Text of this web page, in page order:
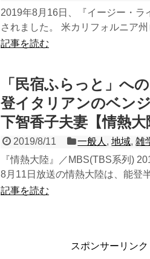
2019年8月16日、『イージー・
されました。 米カリフォルニア
記事を読む
「民宿ふらっと」へ
登イタリアンのベン
下智香子夫妻【情熱大
2019/8/11 一般人 ,地域,雑
『情熱大陸』／MBS(TBS系列)
8月11日放送の情熱大陸は、能登
記事を読む
スポンサーリンク